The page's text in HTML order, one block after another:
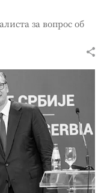
за вопрос об